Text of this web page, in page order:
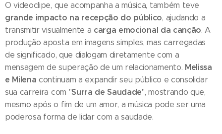
O videoclipe, que acompanha a música, também teve
grande impacto na recepção do público, ajudando a
transmitir visualmente a carga emocional da canção. A
produção aposta em imagens simples, mas carregadas
de significado, que dialogam diretamente com a
mensagem de superação de um relacionamento. Melissa
e Milena continuam a expandir seu público e consolidar
sua carreira com "Surra de Saudade", mostrando que,
mesmo após o fim de um amor, a música pode ser uma
poderosa forma de lidar com a saudade.